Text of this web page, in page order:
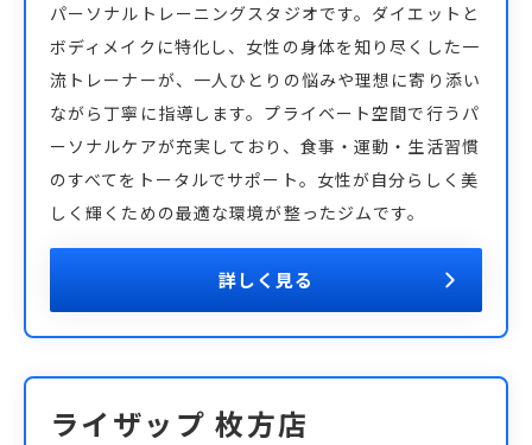
パーソナルトレーニングスタジオです。ダイエットと
ボディメイクに特化し、女性の身体を知り尽くした一
流トレーナーが、一人ひとりの悩みや理想に寄り添い
ながら丁寧に指導します。プライベート空間で行うパ
ーソナルケアが充実しており、食事・運動・生活習慣
のすべてをトータルでサポート。女性が自分らしく美
しく輝くための最適な環境が整ったジムです。
詳しく見る
ライザップ 枚方店